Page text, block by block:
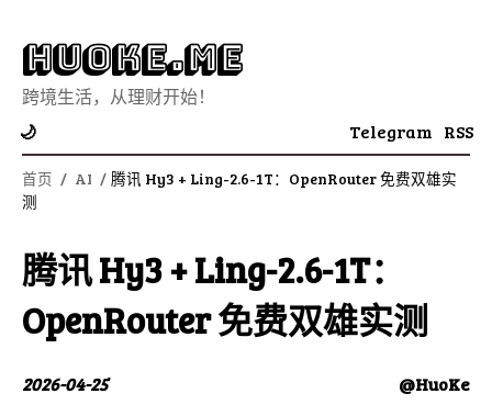
Huoke.Me
跨境生活，从理财开始！
🌙 Telegram RSS
首页 / AI / 腾讯 Hy3 + Ling-2.6-1T：OpenRouter 免费双雄实
测
腾讯 Hy3 + Ling-2.6-1T：
OpenRouter 免费双雄实测
2026-04-25 @HuoKe